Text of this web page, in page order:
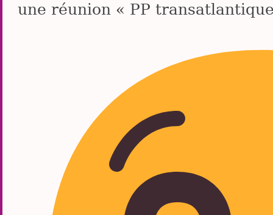
une réunion « PP